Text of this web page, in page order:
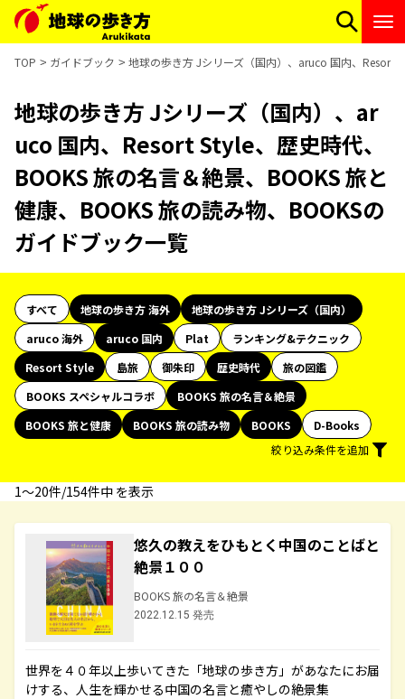
TOP ガイドブック 地球の歩き方 Jシリーズ（国内）、aruco 国内、Resort
地球の歩き方 Jシリーズ（国内）、ar
uco 国内、Resort Style、歴史時代、
BOOKS 旅の名言＆絶景、BOOKS 旅と
健康、BOOKS 旅の読み物、BOOKSの
ガイドブック一覧
すべて 地球の歩き方 海外
地球の歩き方 Jシリーズ（国内）
aruco 海外
aruco 国内 Plat
ランキング&テクニック
Resort Style
島旅 御朱印 歴史時代
旅の図鑑
BOOKS スペシャルコラボ
BOOKS 旅の名言＆絶景
BOOKS 旅と健康
BOOKS 旅の読み物 BOOKS
D-Books
絞り込み条件を追加
1〜20件/154件中 を表示
悠久の教えをひもとく中国のことばと
絶景１００
BOOKS 旅の名言＆絶景
2022.12.15 発売
世界を４０年以上歩いてきた「地球の歩き方」があなたにお届
けする、人生を輝かせる中国の名言と癒やしの絶景集